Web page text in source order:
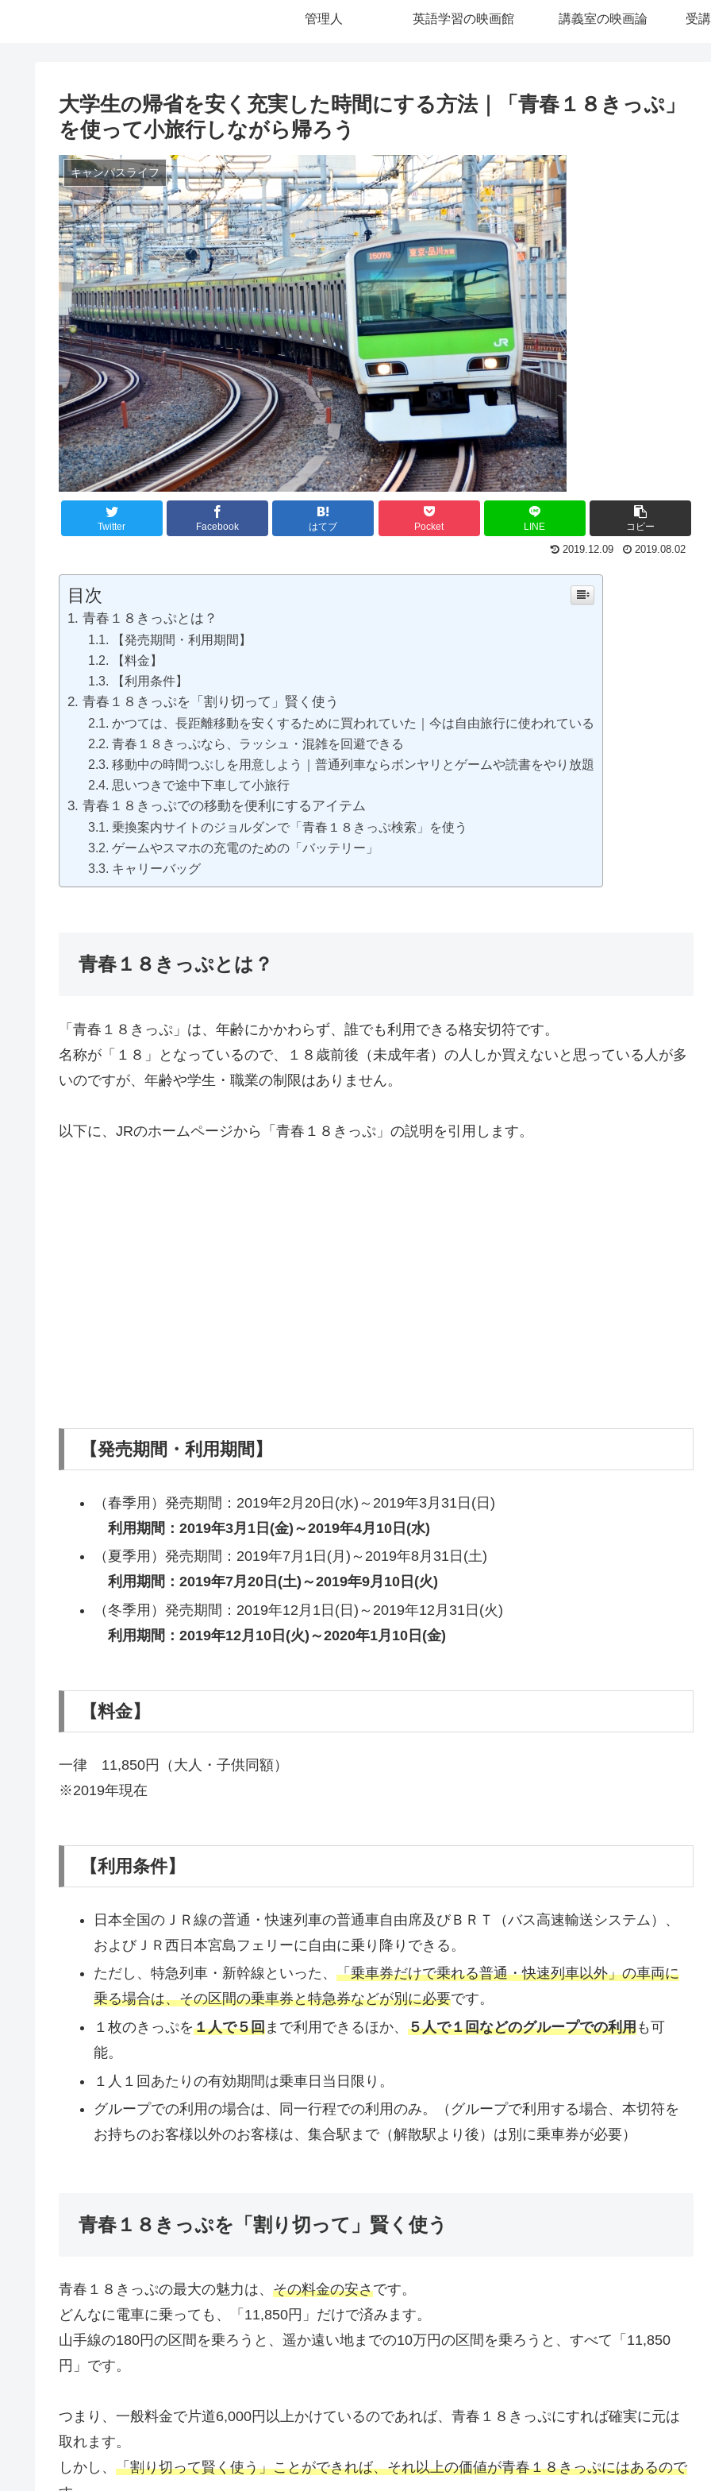
管理人 英語学習の映画館 講義室の映画論 受
大学生の帰省を安く充実した時間にする方法｜「青春１８きっぷ」
を使って小旅行しながら帰ろう
キャンパスライフ
Twitter Facebook はてブ Pocket LINE コピー
2019.12.09 2019.08.02
目次
青春１８きっぷとは？
【発売期間・利用期間】
【料金】
【利用条件】
青春１８きっぷを「割り切って」賢く使う
かつては、長距離移動を安くするために買われていた｜今は自由旅行に使われている
青春１８きっぷなら、ラッシュ・混雑を回避できる
移動中の時間つぶしを用意しよう｜普通列車ならボンヤリとゲームや読書をやり放題
思いつきで途中下車して小旅行
青春１８きっぷでの移動を便利にするアイテム
乗換案内サイトのジョルダンで「青春１８きっぷ検索」を使う
ゲームやスマホの充電のための「バッテリー」
キャリーバッグ
青春１８きっぷとは？
「青春１８きっぷ」は、年齢にかかわらず、誰でも利用できる格安切符です。
名称が「１８」となっているので、１８歳前後（未成年者）の人しか買えないと思っている人が多
いのですが、年齢や学生・職業の制限はありません。
以下に、JRのホームページから「青春１８きっぷ」の説明を引用します。
【発売期間・利用期間】
（春季用）発売期間：2019年2月20日(水)～2019年3月31日(日)
利用期間：2019年3月1日(金)～2019年4月10日(水)
（夏季用）発売期間：2019年7月1日(月)～2019年8月31日(土)
利用期間：2019年7月20日(土)～2019年9月10日(火)
（冬季用）発売期間：2019年12月1日(日)～2019年12月31日(火)
利用期間：2019年12月10日(火)～2020年1月10日(金)
【料金】
一律 11,850円（大人・子供同額）
※2019年現在
【利用条件】
日本全国のＪＲ線の普通・快速列車の普通車自由席及びＢＲＴ（バス高速輸送システム）、
およびＪＲ西日本宮島フェリーに自由に乗り降りできる。
ただし、特急列車・新幹線といった、 「乗車券だけで乗れる普通・快速列車以外」の車両に
乗る場合は、その区間の乗車券と特急券などが別に必要です。
１枚のきっぷを１人で５回まで利用できるほか、 ５人で１回などのグループでの利用も可
能。
１人１回あたりの有効期間は乗車日当日限り。
グループでの利用の場合は、同一行程での利用のみ。（グループで利用する場合、本切符を
お持ちのお客様以外のお客様は、集合駅まで（解散駅より後）は別に乗車券が必要）
青春１８きっぷを「割り切って」賢く使う
青春１８きっぷの最大の魅力は、 その料金の安さです。
どんなに電車に乗っても、「11,850円」だけで済みます。
山手線の180円の区間を乗ろうと、遥か遠い地までの10万円の区間を乗ろうと、すべて「11,850
円」です。
つまり、一般料金で片道6,000円以上かけているのであれば、青春１８きっぷにすれば確実に元は
取れます。
しかし、 「割り切って賢く使う」ことができれば、それ以上の価値が青春１８きっぷにはあるので